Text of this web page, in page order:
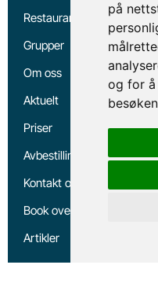
på
og for
Restaurant
Grupper
Om oss
Aktuelt
Priser
Avbestillingsregler
Kontakt oss
Book overnatting
Artikler